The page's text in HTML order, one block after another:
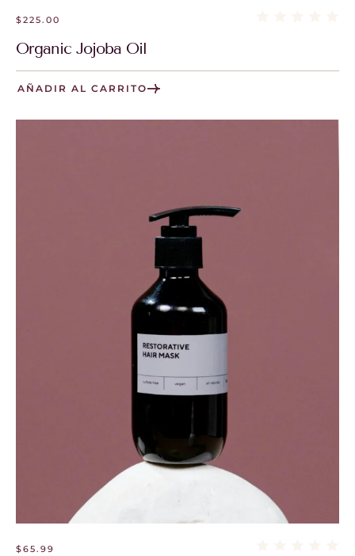
$225.00
Organic Jojoba Oil
AÑADIR AL CARRITO
$65.99